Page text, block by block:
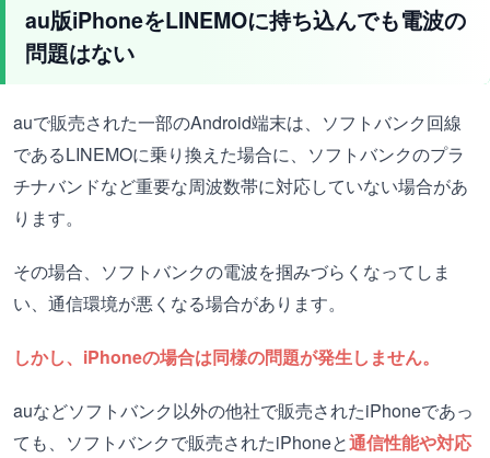
au版iPhoneをLINEMOに持ち込んでも電波の
問題はない
auで販売された一部のAndroid端末は、ソフトバンク回線
であるLINEMOに乗り換えた場合に、ソフトバンクのプラ
チナバンドなど重要な周波数帯に対応していない場合があ
ります。
その場合、ソフトバンクの電波を掴みづらくなってしま
い、通信環境が悪くなる場合があります。
しかし、iPhoneの場合は同様の問題が発生しません。
auなどソフトバンク以外の他社で販売されたiPhoneであっ
ても、ソフトバンクで販売されたiPhoneと通信性能や対応